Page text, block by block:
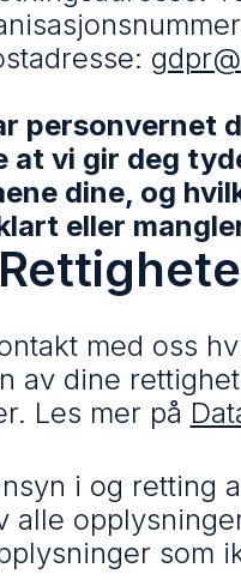
personvernet
at vi gir deg
dine, og
eller
med oss
av dine
Les mer på
i og retting
alle
som